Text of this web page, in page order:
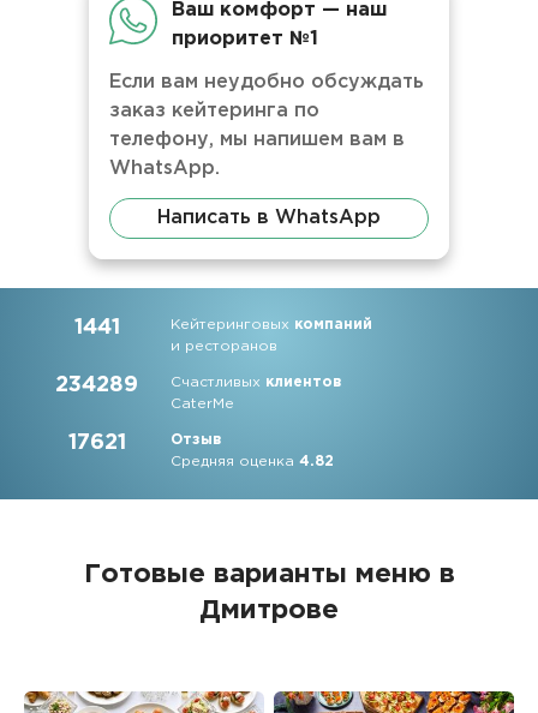
Ваш комфорт — наш
приоритет №1
Если вам неудобно обсуждать
заказ кейтеринга по
телефону, мы напишем вам в
WhatsApp.
Написать в WhatsApp
1441 Кейтеринговых компаний
и ресторанов
234289 Счастливых клиентов
CaterMe
17621
Отзыв
Средняя оценка4.82
Готовые варианты меню в
Дмитрове